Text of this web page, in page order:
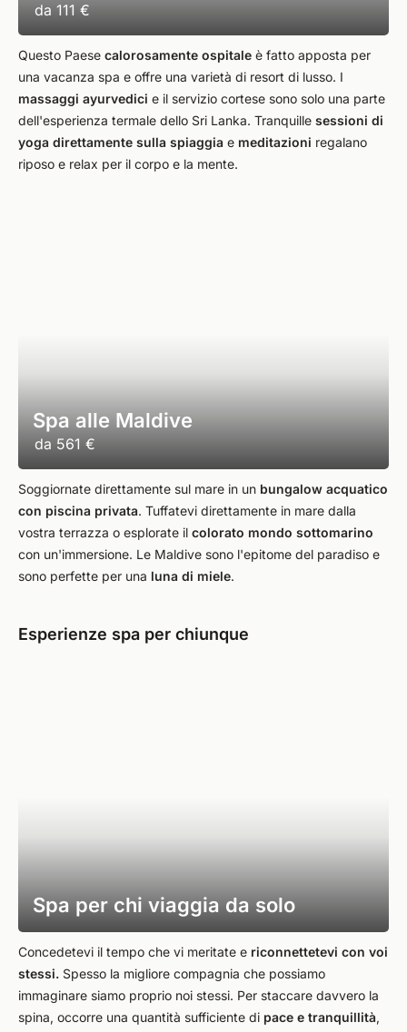
da 111 €
Questo Paese calorosamente ospitale è fatto apposta per
una vacanza spa e offre una varietà di resort di lusso. I
massaggi ayurvedici e il servizio cortese sono solo una parte
dell'esperienza termale dello Sri Lanka. Tranquille sessioni di
yoga direttamente sulla spiaggia e meditazioni regalano
riposo e relax per il corpo e la mente.
Spa alle Maldive
da 561 €
Soggiornate direttamente sul mare in un bungalow acquatico
con piscina privata. Tuffatevi direttamente in mare dalla
vostra terrazza o esplorate il colorato mondo sottomarino
con un'immersione. Le Maldive sono l'epitome del paradiso e
sono perfette per una luna di miele.
Esperienze spa per chiunque
Spa per chi viaggia da solo
Concedetevi il tempo che vi meritate e riconnettetevi con voi
stessi. Spesso la migliore compagnia che possiamo
immaginare siamo proprio noi stessi. Per staccare davvero la
spina, occorre una quantità sufficiente di pace e tranquillità,